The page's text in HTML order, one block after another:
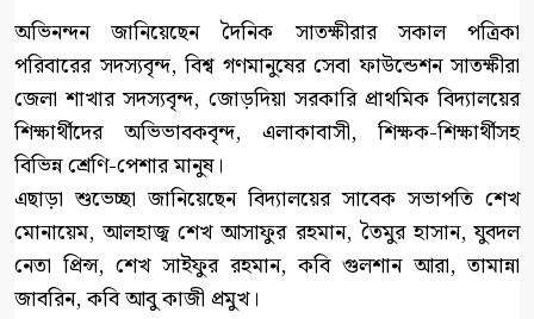
অভিনন্দন জানিয়েছেন দৈনিক সাতক্ষীরার সকাল পত্রিকা
পরিবারের সদস্যবৃন্দ, বিশ্ব গণমানুষের সেবা ফাউন্ডেশন সাতক্ষীরা
জেলা শাখার সদস্যবৃন্দ, জোড়দিয়া সরকারি প্রাথমিক বিদ্যালয়ের
শিক্ষার্থীদের অভিভাবকবৃন্দ, এলাকাবাসী, শিক্ষক-শিক্ষার্থীসহ
বিভিন্ন শ্রেণি-পেশার মানুষ।
এছাড়া শুভেচ্ছা জানিয়েছেন বিদ্যালয়ের সাবেক সভাপতি শেখ
মোনায়েম, আলহাজ্ব শেখ আসাফুর রহমান, তৈমুর হাসান, যুবদল
নেতা প্রিন্স, শেখ সাইফুর রহমান, কবি গুলশান আরা, তামান্না
জাবরিন, কবি আবু কাজী প্রমুখ।